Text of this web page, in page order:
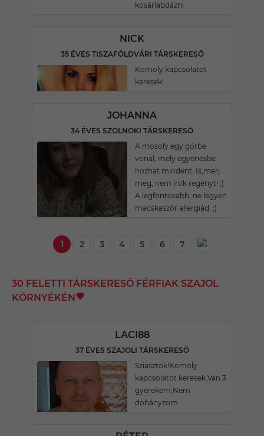
kosárlabdázni
NICK
35 ÉVES TISZAFÖLDVÁRI TÁRSKERESŐ
Komoly kapcsolatot
keresek!
JOHANNA
34 ÉVES SZOLNOKI TÁRSKERESŐ
A mosoly egy görbe
vonal, mely egyenesbe
hozhat mindent. Is,merj
meg, nem írok regényt! ;)
A legfontosabb, ne legyen
macskaszőr allergiád. ;)
1 2 3 4 5 6 7
30 FELETTI TÁRSKERESŐ FÉRFIAK SZAJOL
KÖRNYÉKÉN
LACI88
37 ÉVES SZAJOLI TÁRSKERESŐ
Sziasztok!Komoly
kapcsolatot keresek.Van 3
gyerekem.Nem
dohányzom.